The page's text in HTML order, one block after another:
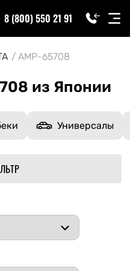
8 (800) 550 21 91
AMP-65708
из Японии
Универсалы